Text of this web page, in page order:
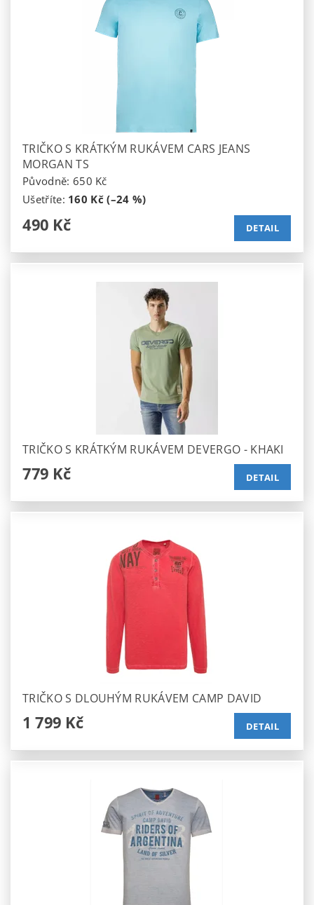
TRIČKO S KRÁTKÝM RUKÁVEM CARS JEANS
MORGAN TS
Původně: 650 Kč
Ušetříte: 160 Kč (–24 %)
490 Kč DETAIL
TRIČKO S KRÁTKÝM RUKÁVEM DEVERGO - KHAKI
779 Kč DETAIL
TRIČKO S DLOUHÝM RUKÁVEM CAMP DAVID
1 799 Kč DETAIL